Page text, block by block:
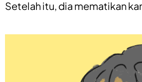
Setelah itu, dia mematikan